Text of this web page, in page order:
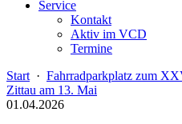
Service
Kontakt
Aktiv im VCD
Termine
Start · Fahrradparkplatz zum
Zittau am 13. Mai
01.04.2026